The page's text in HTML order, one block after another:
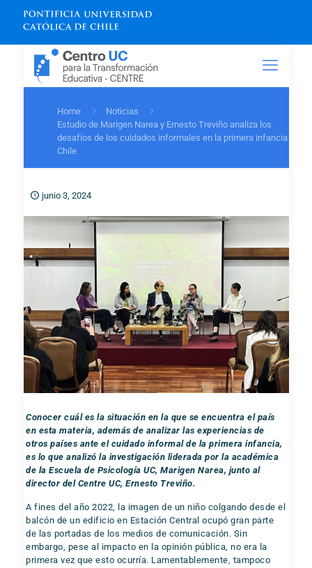
Home
Noticias
Estudio de Marigen Narea y Ernesto Treviño analiza los
desafíos de los cuidados informales en la primera infancia en
Chile
junio 3, 2024
Conocer cuál es la situación en la que se encuentra el país
en esta materia, además de analizar las experiencias de
otros países ante el cuidado informal de la primera infancia,
es lo que analizó la investigación liderada por la académica
de la Escuela de Psicología UC, Marigen Narea, junto al
director del Centre UC, Ernesto Treviño.
A fines del año 2022, la imagen de un niño colgando desde el
balcón de un edificio en Estación Central ocupó gran parte
de las portadas de los medios de comunicación. Sin
embargo, pese al impacto en la opinión pública, no era la
primera vez que esto ocurría. Lamentablemente, tampoco